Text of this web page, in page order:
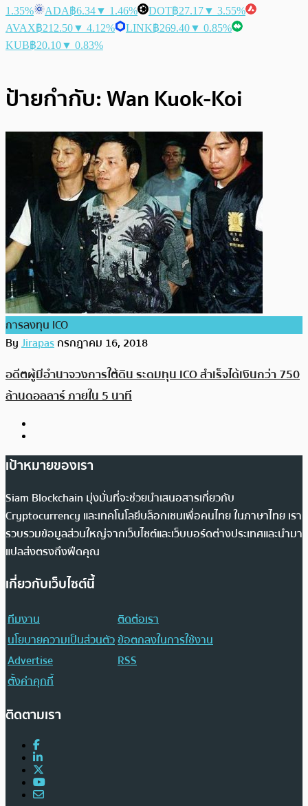
1.35%
ADA฿6.34▼ 1.46% DOT฿27.17▼ 3.55%
AVAX฿212.50▼ 4.12% LINK฿269.40▼ 0.85%
KUB฿20.10▼ 0.83%
ป้ายกำกับ:Wan Kuok-Koi
การลงทุน ICO
ByJirapasกรกฎาคม 16, 2018
อดีตผู้มีอำนาจวงการใต้ดิน ระดมทุน ICO สำเร็จได้เงินกว่า 750
ล้านดอลลาร์ ภายใน 5 นาที
เป้าหมายของเรา
Siam Blockchain มุ่งมั่นที่จะช่วยนำเสนอสารเกี่ยวกับ
Cryptocurrency และเทคโนโลยีบล็อกเชนเพื่อคนไทย ในภาษาไทย เรา
รวบรวมข้อมูลส่วนใหญ่จากเว็บไซต์และเว็บบอร์ดต่างประเทศและนำมา
แปลส่งตรงถึงฟีดคุณ
เกี่ยวกับเว็บไซต์นี้
ทีมงาน
ติดต่อเรา
นโยบายความเป็นส่วนตัวข้อตกลงในการใช้งาน
Advertise
RSS
ตั้งค่าคุกกี้
ติดตามเรา